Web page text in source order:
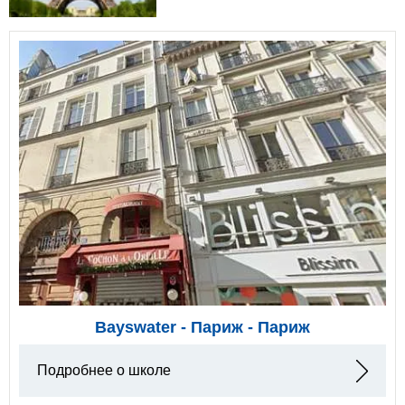
Bayswater - Париж - Париж
Подробнее о школе